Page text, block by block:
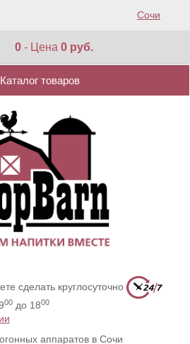
Сочи
0 - Цена0 руб.
Каталог товаров
сделать круглосуточно
00 до 1800
аппаратов в Сочи